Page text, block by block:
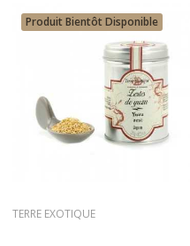
Produit Bientôt Disponible
TERRE EXOTIQUE